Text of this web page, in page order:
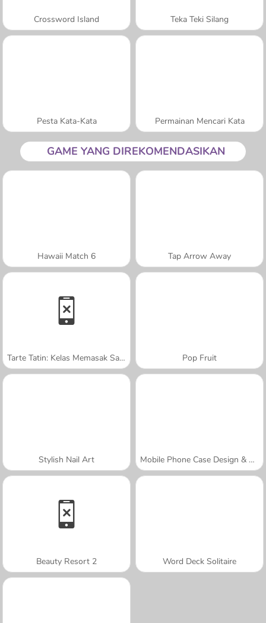
Crossword Island Teka Teki Silang
Pesta Kata-Kata Permainan Mencari Kata
GAME YANG DIREKOMENDASIKAN
Hawaii Match 6 Tap Arrow Away
Tarte Tatin: Kelas Memasak Sara Pop Fruit
Stylish Nail Art Mobile Phone Case Design & DIY
Beauty Resort 2 Word Deck Solitaire